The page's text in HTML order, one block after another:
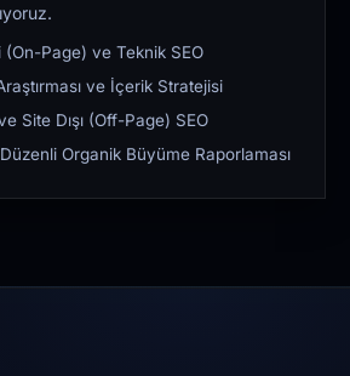
(On-Page) ve Teknik SEO
ve İçerik Stratejisi
Site Dışı (Off-Page) SEO
Organik Büyüme Raporlaması